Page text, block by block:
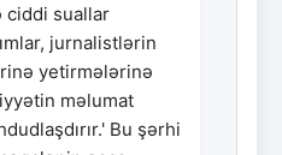
ciddi suallar
jurnalistlərin
yetirmələrinə
məlumat
Bu şərhi